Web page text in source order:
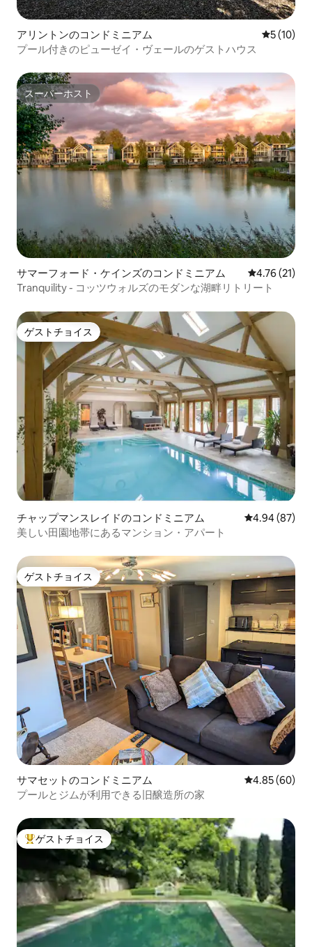
アリントンのコンドミニアム レビュー
5 (10)
プール付きのピューゼイ・ヴェールのゲストハウス
スーパーホスト
スーパーホスト
サマーフォード・ケインズのコンドミニアム レビュー21
4.76 (21)
Tranquility - コッツウォルズのモダンな湖畔リトリート
ゲストチョイス
ゲストチョイス
チャップマンスレイドのコンドミニアム レビュー87
4.94 (87)
美しい田園地帯にあるマンション・アパート
ゲストチョイス
ゲストチョイス
サマセットのコンドミニアム レビュー60
4.85 (60)
プールとジムが利用できる旧醸造所の家
大好評のゲストチョイスです。
ゲストチョイス